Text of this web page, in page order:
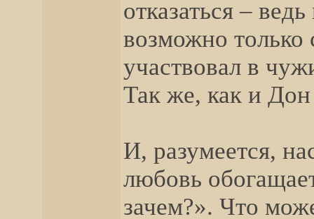
отказаться –
возможно только
участвовал в
Так же, как и
И, разумеется,
любовь
зачем?». Что